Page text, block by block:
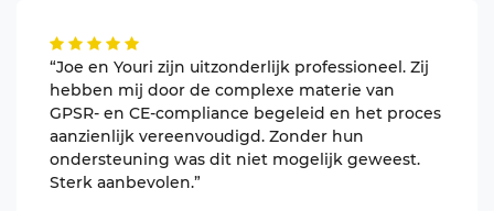
“Joe en Youri zijn uitzonderlijk professioneel. Zij
hebben mij door de complexe materie van
GPSR- en CE-compliance begeleid en het proces
aanzienlijk vereenvoudigd. Zonder hun
ondersteuning was dit niet mogelijk geweest.
Sterk aanbevolen.”